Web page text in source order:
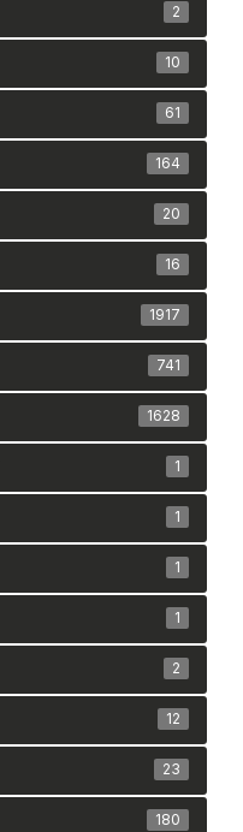
2
10
61
164
20
16
1917
741
1628
1
1
1
1
2
12
23
180